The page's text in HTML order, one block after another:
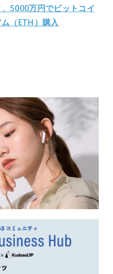
5000万円でビットコイ
（ETH）購入